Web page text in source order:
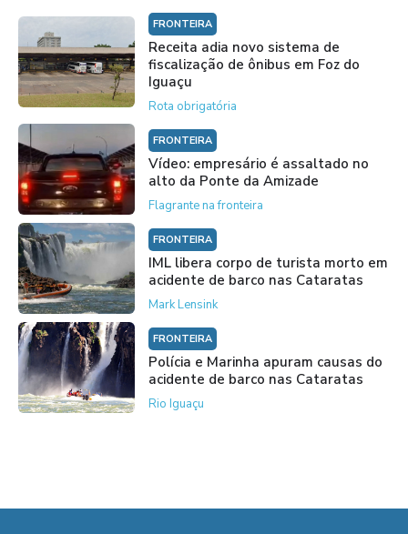
FRONTEIRA
Receita adia novo sistema de
fiscalização de ônibus em Foz do
Iguaçu
Rota obrigatória
FRONTEIRA
Vídeo: empresário é assaltado no
alto da Ponte da Amizade
Flagrante na fronteira
FRONTEIRA
IML libera corpo de turista morto em
acidente de barco nas Cataratas
Mark Lensink
FRONTEIRA
Polícia e Marinha apuram causas do
acidente de barco nas Cataratas
Rio Iguaçu